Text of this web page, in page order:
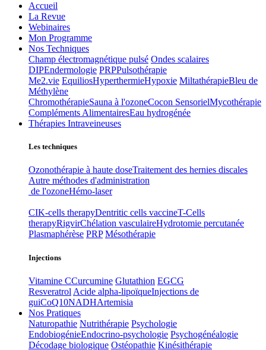
Accueil
La Revue
Webinaires
Mon Programme
Nos Techniques
Champ électromagnétique pulsé Ondes scalaires
DIPEndermologie PRPPulsothérapie
Me2.vie EquiliosHyperthermieHypoxie MiltathérapieBleu de
Méthylène
ChromothérapieSauna à l'ozoneCocon SensorielMycothérapie
Compléments AlimentairesEau hydrogénée
Thérapies Intraveineuses
Les techniques
Ozonothérapie à haute doseTraitement des hernies discales
Autre méthodes d'administration
de l'ozoneHémo-laser
CIK-cells therapyDentritic cells vaccineT-Cells
therapyRigvirChélation vasculaireHydrotomie percutanée
Plasmaphérèse PRP Mésothérapie
Injections
Vitamine CCurcumine Glutathion EGCG
Resveratrol Acide alpha-lipoïqueInjections de
guiCoQ10NADHArtemisia
Nos Pratiques
Naturopathie Nutrithérapie Psychologie
EndobiogénieEndocrino-psychologie Psychogénéalogie
Décodage biologique Ostéopathie Kinésithérapie